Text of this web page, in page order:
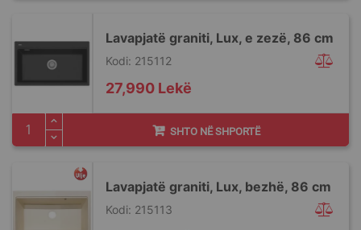
Lavapjatë graniti, Lux, e zezë, 86 cm
Kodi: 215112
27,990 Lekë
SHTO NË SHPORTË
Lavapjatë graniti, Lux, bezhë, 86 cm
Kodi: 215113